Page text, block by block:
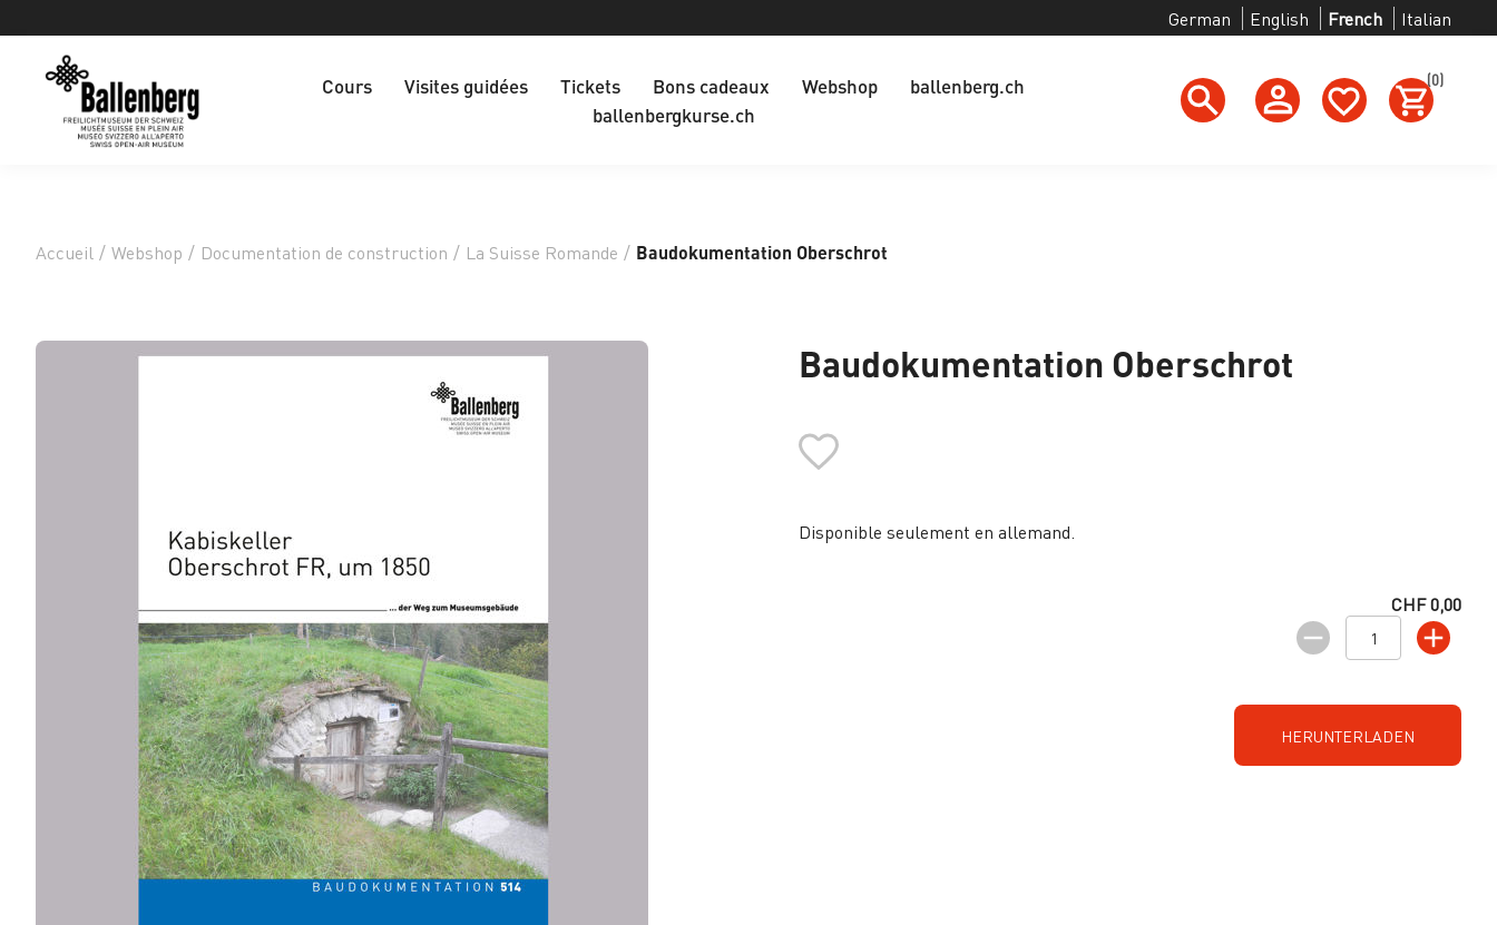
German English French Italian
Cours Visites guidées Tickets Bons cadeaux Webshop
ballenberg.ch
ballenbergkurse.ch
(0)
Accueil / Webshop / Documentation de construction / La Suisse Romande / Baudokumentation Oberschrot
Baudokumentation Oberschrot
Disponible seulement en allemand.
CHF 0,00
HERUNTERLADEN